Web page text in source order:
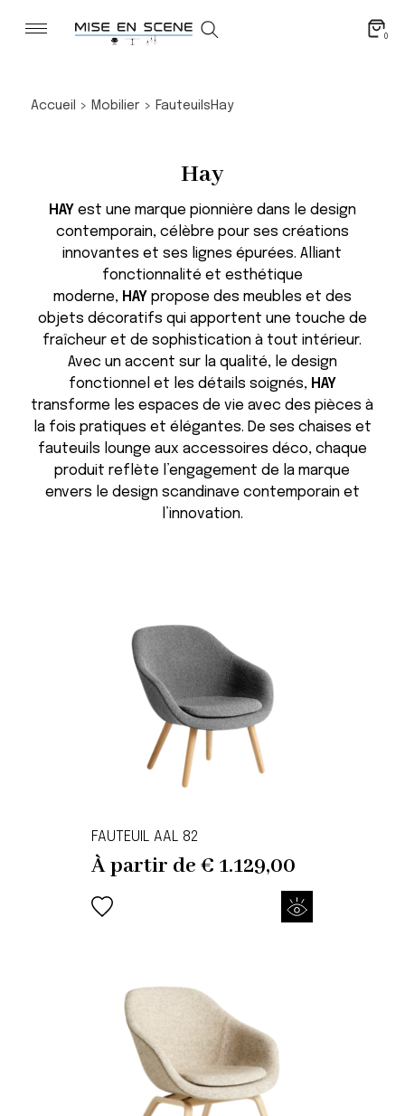
0
Accueil > Mobilier> Fauteuils Hay
Hay
HAY est une marque pionnière dans le design
contemporain, célèbre pour ses créations
innovantes et ses lignes épurées. Alliant
fonctionnalité et esthétique
moderne, HAY propose des meubles et des
objets décoratifs qui apportent une touche de
fraîcheur et de sophistication à tout intérieur.
Avec un accent sur la qualité, le design
fonctionnel et les détails soignés, HAY
transforme les espaces de vie avec des pièces à
la fois pratiques et élégantes. De ses chaises et
fauteuils lounge aux accessoires déco, chaque
produit reflète l’engagement de la marque
envers le design scandinave contemporain et
l’innovation.
FAUTEUIL AAL 82
À partir de€ 1.129,00